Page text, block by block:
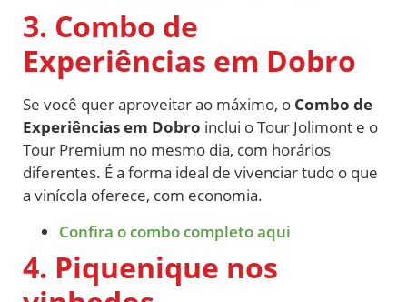
3. Combo de
Experiências em Dobro
Se você quer aproveitar ao máximo, o Combo de
Experiências em Dobro inclui o Tour Jolimont e o
Tour Premium no mesmo dia, com horários
diferentes. É a forma ideal de vivenciar tudo o que
a vinícola oferece, com economia.
Confira o combo completo aqui
4. Piquenique nos